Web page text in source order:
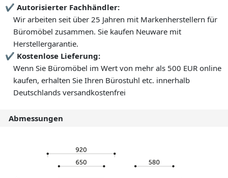
Autorisierter Fachhändler:
Wir arbeiten seit über 25 Jahren mit Markenherstellern für
Büromöbel zusammen. Sie kaufen Neuware mit
Herstellergarantie.
Kostenlose Lieferung:
Wenn Sie Büromöbel im Wert von mehr als 500 EUR online
kaufen, erhalten Sie Ihren Bürostuhl etc. innerhalb
Deutschlands versandkostenfrei
Abmessungen